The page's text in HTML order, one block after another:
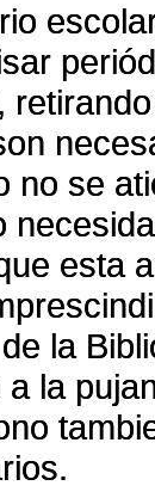
no se
esta
la
la